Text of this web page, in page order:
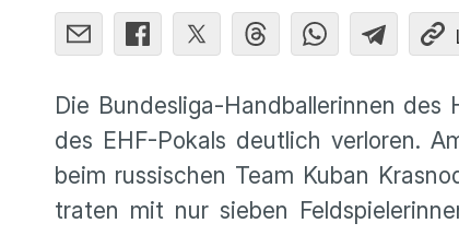
Die Bundes­liga-Handbal­le­rinnen
des EHF-Pokals deutlich verloren.
beim russi­schen Team Kuban
traten mit nur sieben